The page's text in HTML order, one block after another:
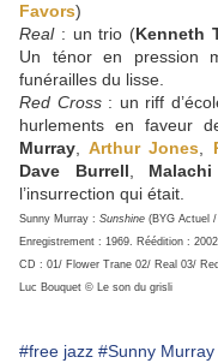
Favors)
Real: un trio (Kenneth
Un ténor en pression
funérailles du lisse.
Red Cross: un riff
hurlements en faveur
Murray
Arthur Jones
Dave Burrell
l’insurrection qui était.
Sunny Murray : Sunshine (BYG Actuel
Enregistrement : 1969. Réédition :
CD : 01/ Flower Trane 02/ Real 03/
Luc Bouquet © Le son du grisli
#free jazz #Sunny Murray